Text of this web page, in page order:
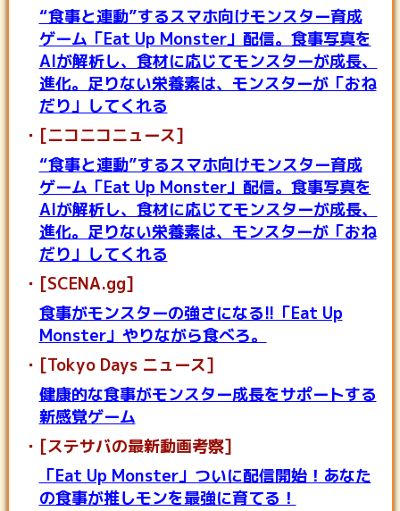
“食事と連動”するスマホ向けモンスター育成
ゲーム「Eat Up Monster」配信。食事写真を
AIが解析し、食材に応じてモンスターが成長、
進化。足りない栄養素は、モンスターが「おね
だり」してくれる
[ニコニコニュース]
“食事と連動”するスマホ向けモンスター育成
ゲーム「Eat Up Monster」配信。食事写真を
AIが解析し、食材に応じてモンスターが成長、
進化。足りない栄養素は、モンスターが「おね
だり」してくれる
[SCENA.gg]
食事がモンスターの強さになる!!「Eat Up
Monster」やりながら食べろ。
[Tokyo Days ニュース]
健康的な食事がモンスター成長をサポートする
新感覚ゲーム
[ステサバの最新動画考察]
「Eat Up Monster」ついに配信開始！あなた
の食事が推しモンを最強に育てる！